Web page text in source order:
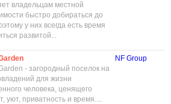
владельцам местной
быстро добираться до
у них всегда есть время
развитой...
- загородный поселок на
для жизни
человека, ценящего
уют, приватность и время....
NF Group